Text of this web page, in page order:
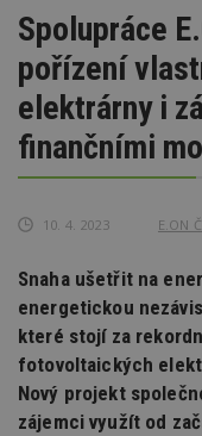
Spolupráce
pořízení
elektrárny i
finančními
10. 4. 2023 E.ON
Snaha ušetřit na
energetickou
které stojí za
fotovoltaických
Nový projekt
zájemci využít od